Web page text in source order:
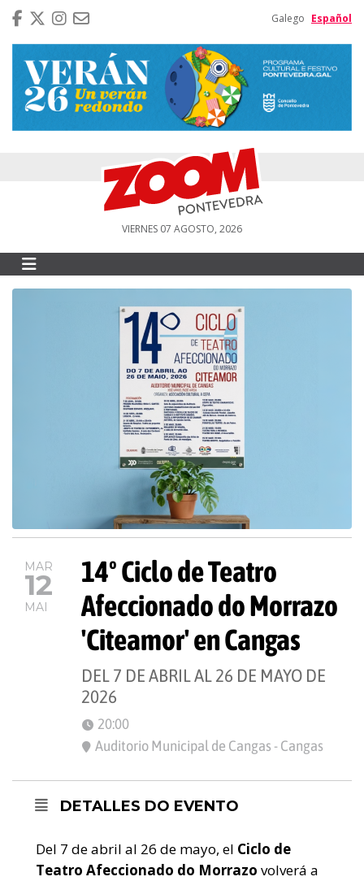
Galego Español
VIERNES 07 AGOSTO, 2026
MAR
12
MAI
14º Ciclo de Teatro
Afeccionado do Morrazo
'Citeamor' en Cangas
DEL 7 DE ABRIL AL 26 DE MAYO DE
2026
20:00
Auditorio Municipal de Cangas - Cangas
DETALLES DO EVENTO
Del 7 de abril al 26 de mayo, el Ciclo de
Teatro Afeccionado do Morrazo volverá a